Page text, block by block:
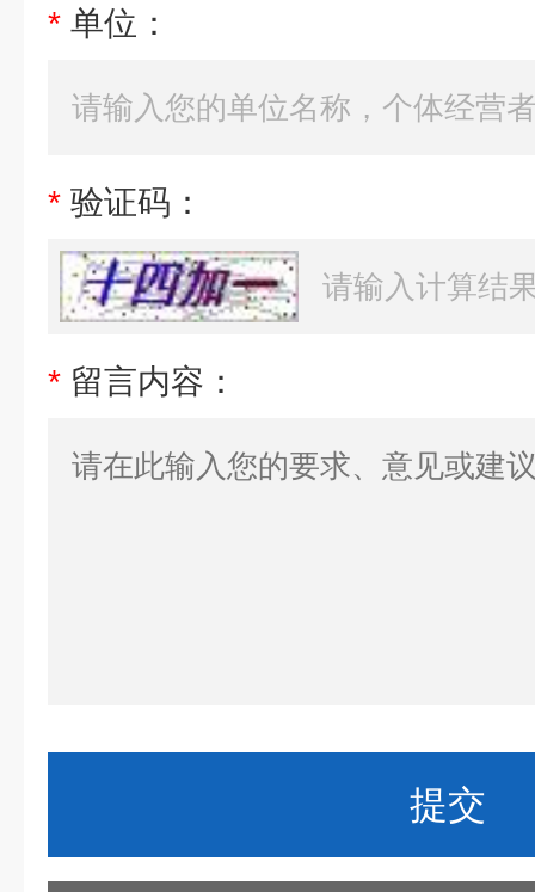
* 单位：
* 验证码：
* 留言内容：